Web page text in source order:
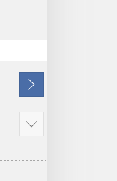
Onsublay
Aruman
ipanengneng